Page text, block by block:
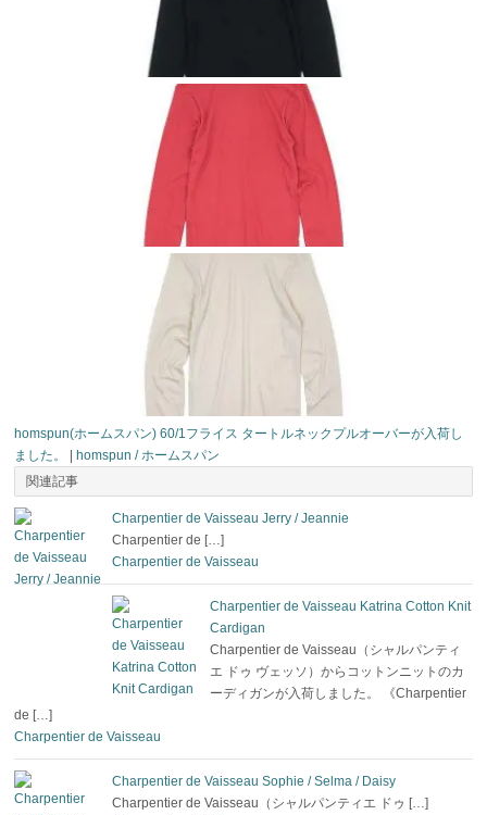
homspun(ホームスパン) 60/1フライス タートルネックプルオーバーが入荷し
ました。
|homspun / ホームスパン
関連記事
Charpentier de Vaisseau Jerry / Jeannie
Charpentier de […]
Charpentier de Vaisseau
Charpentier de Vaisseau Katrina Cotton Knit
Cardigan
Charpentier de Vaisseau（シャルパンティ
エ ドゥ ヴェッソ）からコットンニットのカ
ーディガンが入荷しました。 《Charpentier
de […]
Charpentier de Vaisseau
Charpentier de Vaisseau Sophie / Selma / Daisy
Charpentier de Vaisseau（シャルパンティエ ドゥ […]